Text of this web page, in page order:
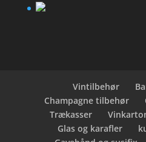
Vintilbehør
Champagne tilbehør
Trækasser
Glas og karafler